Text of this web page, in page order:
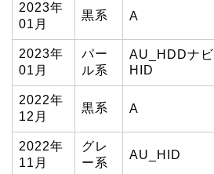
2023年
01月
黒系 A
2023年
01月
パー
ル系
AU_HDDナビ
HID
2022年
12月
黒系 A
2022年
11月
グレ
ー系
AU_HID